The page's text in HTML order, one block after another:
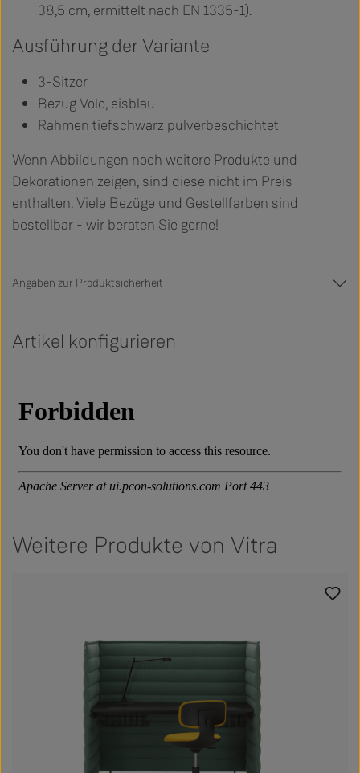
38,5 cm, ermittelt nach EN 1335-1).
Ausführung der Variante
3-Sitzer
Bezug Volo, eisblau
Rahmen tiefschwarz pulverbeschichtet
Wenn Abbildungen noch weitere Produkte und
Dekorationen zeigen, sind diese nicht im Preis
enthalten. Viele Bezüge und Gestellfarben sind
bestellbar - wir beraten Sie gerne!
Angaben zur Produktsicherheit
Artikel konfigurieren
Weitere Produkte von Vitra